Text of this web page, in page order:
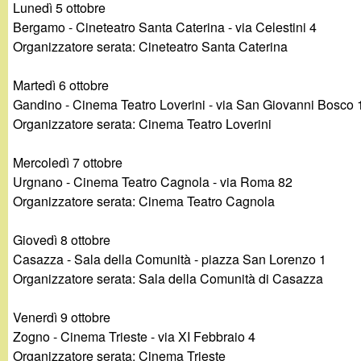
tLunedì 5 ottobre
Bergamo - Cineteatro Santa Caterina - via Celestini 4
Organizzatore serata: Cineteatro Santa Caterina
Martedì 6 ottobre
Gandino - Cinema Teatro Loverini - via San Giovanni Bosco
Organizzatore serata: Cinema Teatro Loverini
Mercoledì 7 ottobre
Urgnano - Cinema Teatro Cagnola - via Roma 82
Organizzatore serata: Cinema Teatro Cagnola
Giovedì 8 ottobre
Casazza - Sala della Comunità - piazza San Lorenzo 1
Organizzatore serata: Sala della Comunità di Casazza
Venerdì 9 ottobre
Zogno - Cinema Trieste - via XI Febbraio 4
Organizzatore serata: Cinema Trieste